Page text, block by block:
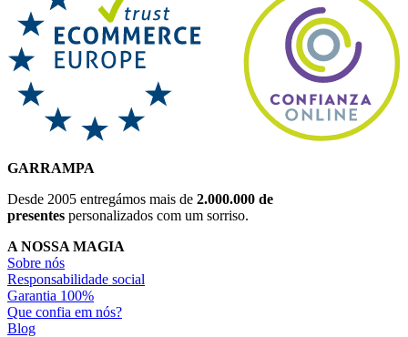
GARRAMPA
Desde 2005 entregámos mais de 2.000.000 de
presentes personalizados com um sorriso.
A NOSSA MAGIA
Sobre nós
Responsabilidade social
Garantia 100%
Que confia em nós?
Blog